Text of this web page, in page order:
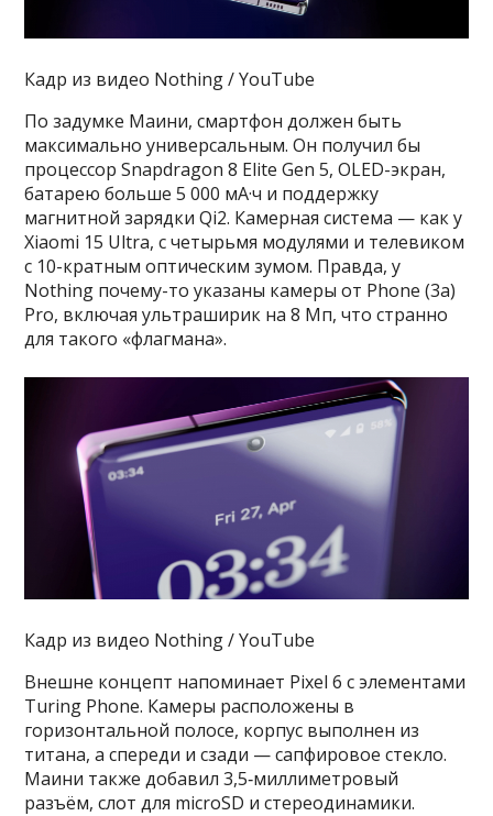
Кадр из видео Nothing / YouTube
По задумке Маини, смартфон должен быть
максимально универсальным. Он получил бы
процессор Snapdragon 8 Elite Gen 5, OLED-экран,
батарею больше 5 000 мА·ч и поддержку
магнитной зарядки Qi2. Камерная система — как у
Xiaomi 15 Ultra, с четырьмя модулями и телевиком
с 10-кратным оптическим зумом. Правда, у
Nothing почему-то указаны камеры от Phone (3a)
Pro, включая ультраширик на 8 Мп, что странно
для такого «флагмана».
Кадр из видео Nothing / YouTube
Внешне концепт напоминает Pixel 6 с элементами
Turing Phone. Камеры расположены в
горизонтальной полосе, корпус выполнен из
титана, а спереди и сзади — сапфировое стекло.
Маини также добавил 3,5‑миллиметровый
разъём, слот для microSD и стереодинамики.